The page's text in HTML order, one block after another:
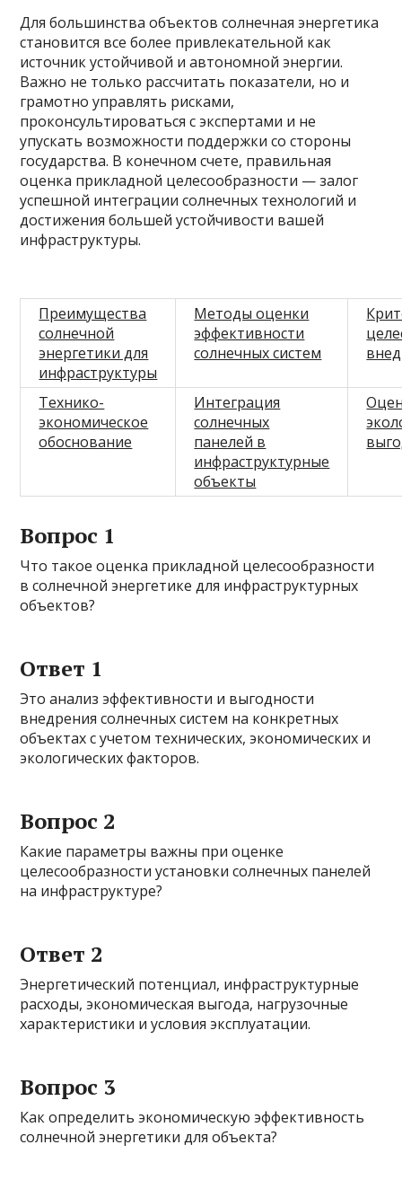
Для большинства объектов солнечная энергетика
становится все более привлекательной как
источник устойчивой и автономной энергии.
Важно не только рассчитать показатели, но и
грамотно управлять рисками,
проконсультироваться с экспертами и не
упускать возможности поддержки со стороны
государства. В конечном счете, правильная
оценка прикладной целесообразности — залог
успешной интеграции солнечных технологий и
достижения большей устойчивости вашей
инфраструктуры.
Преимущества
солнечной
энергетики для
инфраструктуры
Методы оценки
эффективности
солнечных систем
Технико-
экономическое
обоснование
Интеграция
солнечных
панелей в
инфраструктурные
объекты
Вопрос 1
Что такое оценка прикладной целесообразности
в солнечной энергетике для инфраструктурных
объектов?
Ответ 1
Это анализ эффективности и выгодности
внедрения солнечных систем на конкретных
объектах с учетом технических, экономических и
экологических факторов.
Вопрос 2
Какие параметры важны при оценке
целесообразности установки солнечных панелей
на инфраструктуре?
Ответ 2
Энергетический потенциал, инфраструктурные
расходы, экономическая выгода, нагрузочные
характеристики и условия эксплуатации.
Вопрос 3
Как определить экономическую эффективность
солнечной энергетики для объекта?